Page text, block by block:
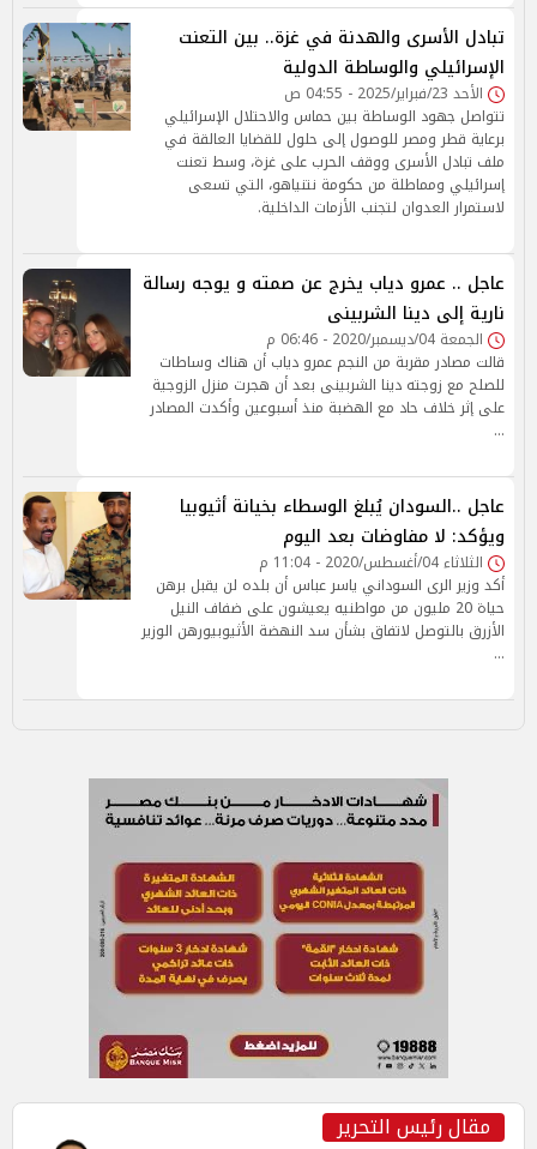
تبادل الأسرى والهدنة في غزة.. بين التعنت
الإسرائيلي والوساطة الدولية
الأحد 23/فبراير/2025 - 04:55 ص
تتواصل جهود الوساطة بين حماس والاحتلال الإسرائيلي
برعاية قطر ومصر للوصول إلى حلول للقضايا العالقة في
ملف تبادل الأسرى ووقف الحرب على غزة، وسط تعنت
إسرائيلي ومماطلة من حكومة نتنياهو، التي تسعى
لاستمرار العدوان لتجنب الأزمات الداخلية.
عاجل .. عمرو دياب يخرج عن صمته و يوجه رسالة
نارية إلى دينا الشربينى
الجمعة 04/ديسمبر/2020 - 06:46 م
قالت مصادر مقربة من النجم عمرو دياب أن هناك وساطات
للصلح مع زوجته دينا الشربينى بعد أن هجرت منزل الزوجية
على إثر خلاف حاد مع الهضبة منذ أسبوعين وأكدت المصادر
…
عاجل ..السودان يُبلغ الوسطاء بخيانة أثيوبيا
ويؤكد: لا مفاوضات بعد اليوم
الثلاثاء 04/أغسطس/2020 - 11:04 م
أكد وزير الرى السوداني ياسر عباس أن بلده لن يقبل برهن
حياة 20 مليون من مواطنيه يعيشون على ضفاف النيل
الأزرق بالتوصل لاتفاق بشأن سد النهضة الأثيوبيورهن الوزير
…
مقال رئيس التحرير